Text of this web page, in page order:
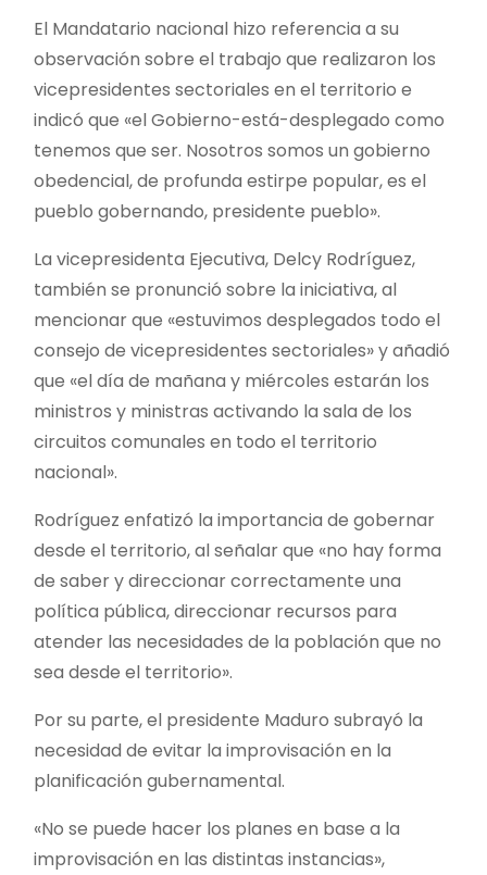
El Mandatario nacional hizo referencia a su
observación sobre el trabajo que realizaron los
vicepresidentes sectoriales en el territorio e
indicó que «el Gobierno-está-desplegado como
tenemos que ser. Nosotros somos un gobierno
obedencial, de profunda estirpe popular, es el
pueblo gobernando, presidente pueblo».
La vicepresidenta Ejecutiva, Delcy Rodríguez,
también se pronunció sobre la iniciativa, al
mencionar que «estuvimos desplegados todo el
consejo de vicepresidentes sectoriales» y añadió
que «el día de mañana y miércoles estarán los
ministros y ministras activando la sala de los
circuitos comunales en todo el territorio
nacional».
Rodríguez enfatizó la importancia de gobernar
desde el territorio, al señalar que «no hay forma
de saber y direccionar correctamente una
política pública, direccionar recursos para
atender las necesidades de la población que no
sea desde el territorio».
Por su parte, el presidente Maduro subrayó la
necesidad de evitar la improvisación en la
planificación gubernamental.
«No se puede hacer los planes en base a la
improvisación en las distintas instancias»,